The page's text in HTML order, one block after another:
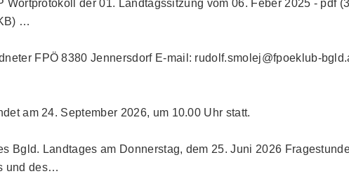
Wortprotokoll der 01. Landtagssitzung vom 06. Feber 2025 - pdf
…
FPÖ 8380 Jennersdorf E-mail: rudolf.smolej@fpoeklub-
am 24. September 2026, um 10.00 Uhr statt.
Bgld. Landtages am Donnerstag, dem 25. Juni 2026
und des…